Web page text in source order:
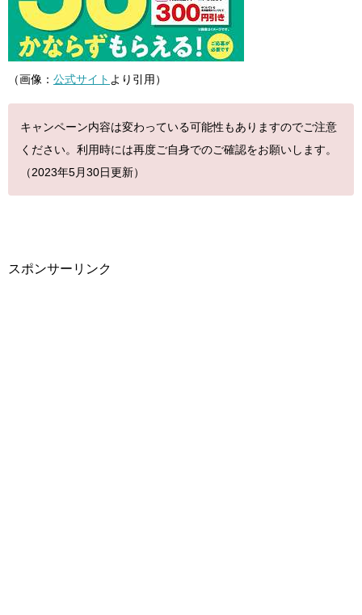
（画像： 公式サイト より引用）
キャンペーン内容は変わっている可能性もありますのでご注意
ください。利用時には再度ご自身でのご確認をお願いします。
（2023年5月30日更新）
スポンサーリンク